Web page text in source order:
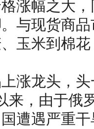
涨幅之大
与现货商
玉米到棉
龙头，头
来，由于俄
遭遇严重